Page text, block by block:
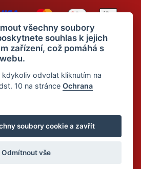
newsletter
bílkovinná dieta pro zdravé hubnutí
všechny soubory
souhlas k jejich
zařízení, což pomáhá s
odvolat kliknutím na
10 na stránceOchrana
soubory cookie a zavřít
Odmítnout vše